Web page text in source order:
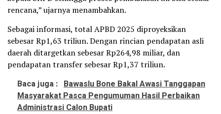
rencana,” ujarnya menambahkan.
Sebagai informasi, total APBD 2025 diproyeksikan
sebesar Rp1,63 triliun. Dengan rincian pendapatan asli
daerah ditargetkan sebesar Rp264,98 miliar, dan
pendapatan transfer sebesar Rp1,37 triliun.
Baca juga : Bawaslu Bone Bakal Awasi Tanggapan
Masyarakat Pasca Pengumuman Hasil Perbaikan
Administrasi Calon Bupati